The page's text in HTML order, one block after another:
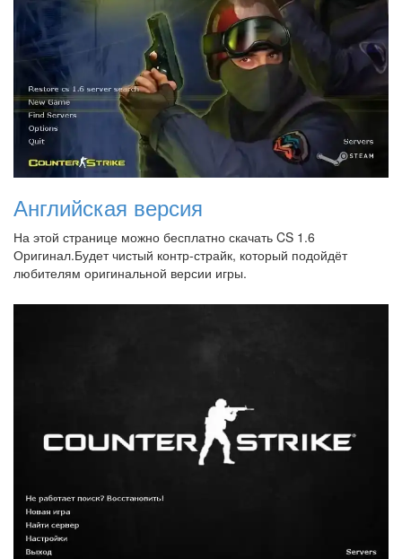
Английская версия
На этой странице можно бесплатно скачать CS 1.6
Оригинал.Будет чистый контр-страйк, который подойдёт
любителям оригинальной версии игры.